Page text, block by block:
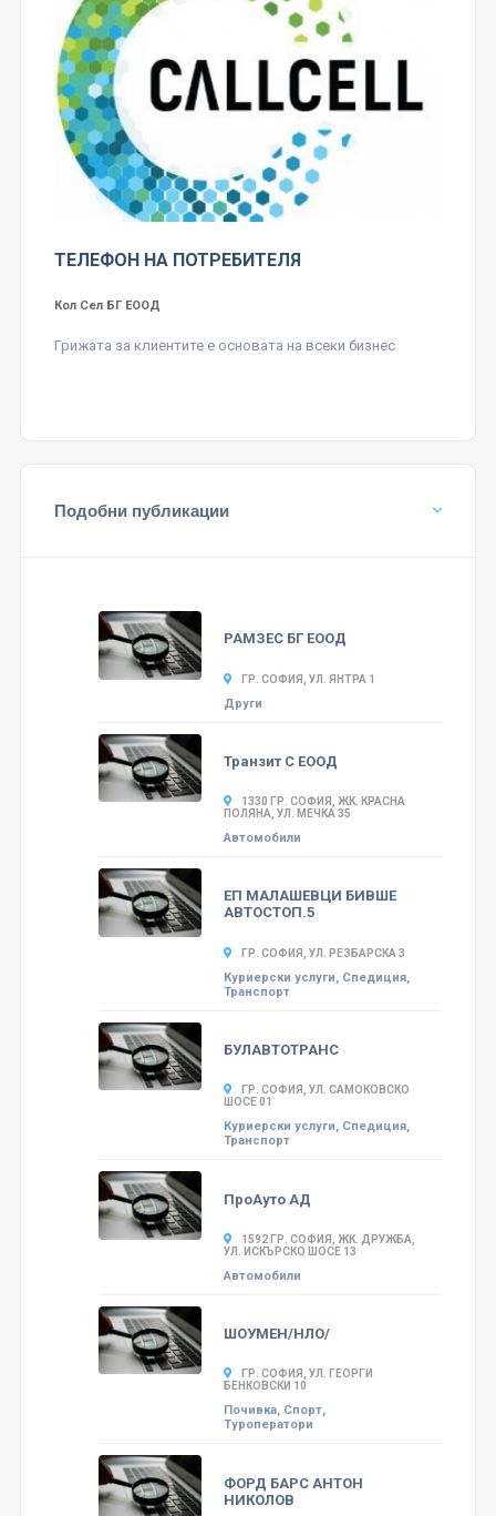
ТЕЛЕФОН НА ПОТРЕБИТЕЛЯ
Кол Сел БГ ЕООД
Грижата за клиентите е основата на всеки бизнес
Подобни публикации
РАМЗЕС БГ ЕООД
ГР. СОФИЯ, УЛ. ЯНТРА 1
Други
Транзит С ЕООД
1330 ГР. СОФИЯ, ЖК. КРАСНА
ПОЛЯНА, УЛ. МЕЧКА 35
Автомобили
ЕП МАЛАШЕВЦИ БИВШЕ
АВТОСТОП.5
ГР. СОФИЯ, УЛ. РЕЗБАРСКА 3
Куриерски услуги, Спедиция,
Транспорт
БУЛАВТОТРАНС
ГР. СОФИЯ, УЛ. САМОКОВСКО
ШОСЕ 01
Куриерски услуги, Спедиция,
Транспорт
ПроАуто АД
1592 ГР. СОФИЯ, ЖК. ДРУЖБА,
УЛ. ИСКЪРСКО ШОСЕ 13
Автомобили
ШОУМЕН/НЛО/
ГР. СОФИЯ, УЛ. ГЕОРГИ
БЕНКОВСКИ 10
Почивка, Спорт,
Туроператори
ФОРД БАРС АНТОН
НИКОЛОВ